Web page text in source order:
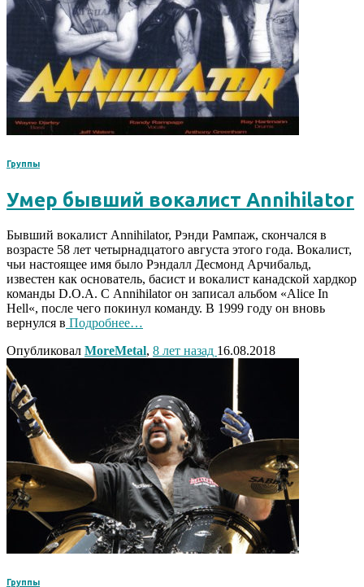
Группы
Умер бывший вокалист Annihilator
Бывший вокалист Annihilator, Рэнди Рампаж, скончался в
возрасте 58 лет четырнадцатого августа этого года. Вокалист,
чьи настоящее имя было Рэндалл Десмонд Арчибальд,
известен как основатель, басист и вокалист канадской хардкор
команды D.O.A. С Annihilator он записал альбом «Alice In
Hell«, после чего покинул команду. В 1999 году он вновь
вернулся в Подробнее…
Опубликовал MoreMetal, 8 лет назад 16.08.2018
Группы